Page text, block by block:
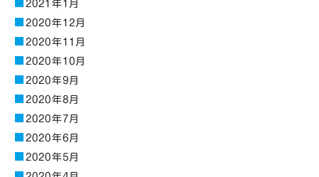
2021年1月
2020年12月
2020年11月
2020年10月
2020年9月
2020年8月
2020年7月
2020年6月
2020年5月